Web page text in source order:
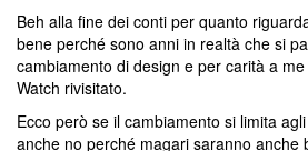
Beh alla fine dei conti per quanto
bene perché sono anni in realtà che si
cambiamento di design e per carità a
Watch rivisitato.
Ecco però se il cambiamento si limita
anche no perché magari saranno anche